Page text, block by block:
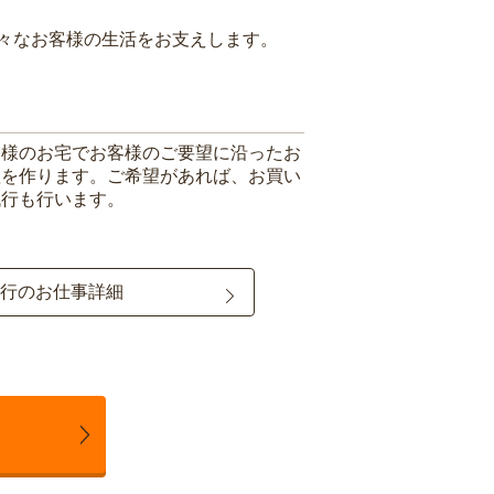
お客様の生活をお支えします。
のお宅でお客様のご要望に沿ったお
作ります。ご希望があれば、お買い
も行います。
のお仕事詳細